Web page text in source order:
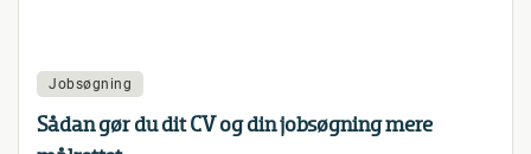
Jobsøgning
Sådan gør du dit CV og din jobsøgning mere